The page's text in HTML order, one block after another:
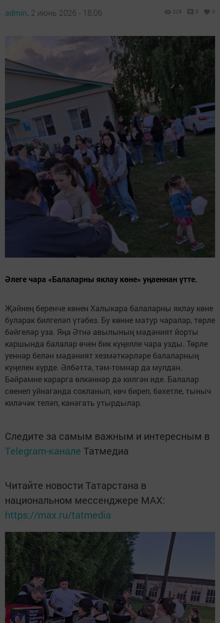
admin, 2 июнь 2026 - 18:06 229 0 0
Әлеге чара «Балаларны яклау көне» уңаеннан үтте.
Җәйнең беренче көнен Халыкара балаларны яклау көне
буларак билгеләп үтәбез. Бу көнне матур чаралар, төрле
бәйгеләр уза. Яңа Әтнә авылының мәдәният йорты
каршында балалар өчен бик күңелле чара узды. Төрле
уеннар белән мәдәният хезмәткәрләре балаларның
күңелен күрде. Әлбәттә, тәм-томнар да мулдан.
Бәйрәмне карарга өлкәннәр дә килгән иде. Балалар
сөенеп уйнаганда сокланып, көч биреп, бәхетле, тыныч
киләчәк теләп, канәгать утырдылар.
Следите за самым важным и интересным в
Telegram-канале Татмедиа
Читайте новости Татарстана в
национальном мессенджере MАХ:
https://max.ru/tatmedia